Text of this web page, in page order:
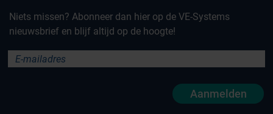
Niets missen? Abonneer dan hier op de VE-Systems
nieuwsbrief en blijf altijd op de hoogte!
Aanmelden